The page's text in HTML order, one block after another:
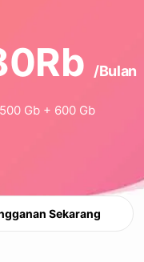
/Bulan
500 Gb + 600 Gb
Sekarang